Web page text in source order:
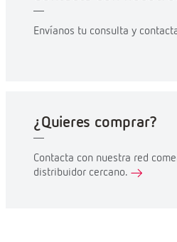
Envíanos tu consulta y
¿Quieres comprar?
Contacta con nuestra red
distribuidor cercano.